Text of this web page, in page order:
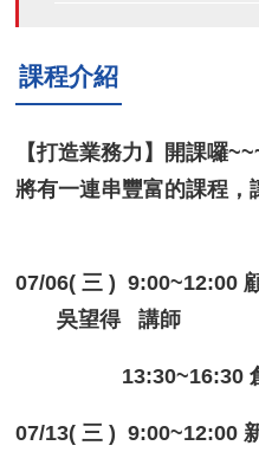
課程介紹
【打造業務力】開課囉
將有一連串豐富的課程，
07/06( 三 )
吳望得 講師
13:30~16:30 創新
07/13( 三 )